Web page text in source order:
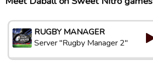
RUGBY MANAGER
Server "Rugby Manager 2"